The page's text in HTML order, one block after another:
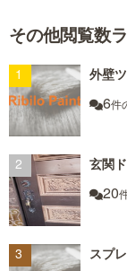
その他閲覧数
外壁
6件
玄関
20
スプ